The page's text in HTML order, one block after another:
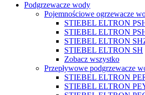
Podgrzewacze wody
Pojemnościowe ogrzewacze
STIEBEL ELTRON
STIEBEL ELTRON
STIEBEL ELTRON
STIEBEL ELTRON SH
Zobacz wszystko
Przepływowe podgrzewacze
STIEBEL ELTRON
STIEBEL ELTRON